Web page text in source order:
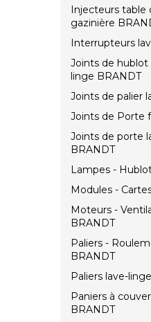
Injecteurs table
gazinière
Interrupteurs
Joints de
linge BRANDT
Joints de palier
Joints de Porte
Joints de porte
BRANDT
Lampes -
Modules -
Moteurs -
BRANDT
Paliers -
BRANDT
Paliers lave-
Paniers à
BRANDT